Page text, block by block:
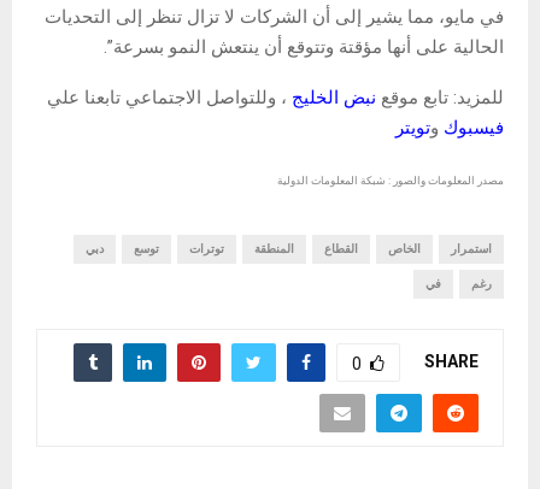
في مايو، مما يشير إلى أن الشركات لا تزال تنظر إلى التحديات
الحالية على أنها مؤقتة وتتوقع أن ينتعش النمو بسرعة”.
للمزيد: تابع موقع نبض الخليج ، وللتواصل الاجتماعي تابعنا علي
فيسبوك وتويتر
مصدر المعلومات والصور : شبكة المعلومات الدولية
استمرار الخاص القطاع المنطقة توترات توسع دبي
رغم في
SHARE
0